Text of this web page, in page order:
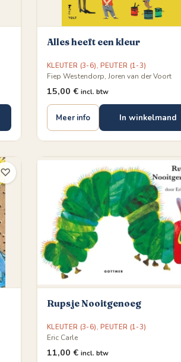
Alles heeft een kleur
KLEUTER (3-6),PEUTER (1-3)
Fiep Westendorp, Joren van der Voort
15,00 € incl. btw
Meer info In winkelmand
♡
Rupsje Nooitgenoeg
KLEUTER (3-6),PEUTER (1-3)
Eric Carle
11,00 € incl. btw